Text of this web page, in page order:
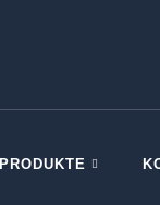
PRODUKTE